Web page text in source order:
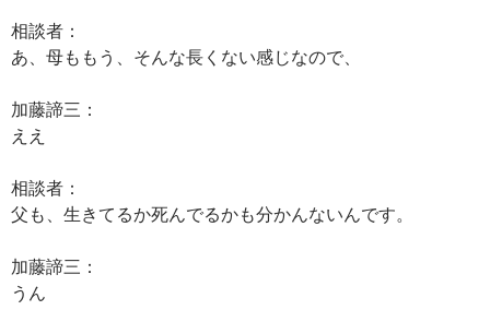
相談者：
あ、母ももう、そんな長くない感じなので、
加藤諦三：
ええ
相談者：
父も、生きてるか死んでるかも分かんないんです。
加藤諦三：
うん